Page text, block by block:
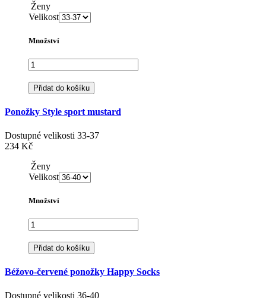
Ženy
Velikost
Množství
Přidat do košíku
Ponožky Style sport mustard
Dostupné velikosti 33-37
234 Kč
Ženy
Velikost
Množství
Přidat do košíku
Béžovo-červené ponožky Happy Socks
Dostupné velikosti 36-40